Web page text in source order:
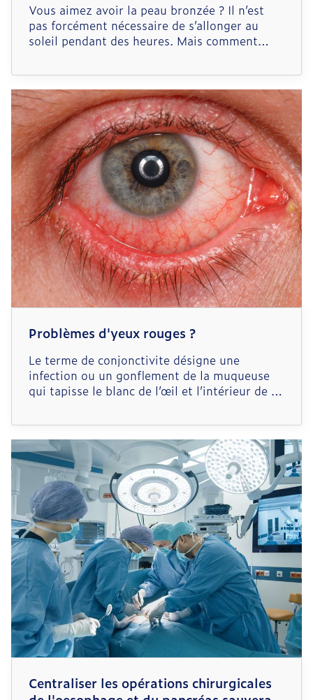
Vous aimez avoir la peau bronzée ? Il n’est
pas forcément nécessaire de s’allonger au
soleil pendant des heures. Mais comment
comme hiver ? Découvrez quels sont les bons
gestes et les gestes à éviter !
Problèmes d'yeux rouges ?
Le terme de conjonctivite désigne une
infection ou un gonflement de la muqueuse
qui tapisse le blanc de l’œil et l’intérieur de la
sanguins qui l’irriguent vont gonfler et
s’enflammer, conférant à l’œil une couleur
rouge qui trahit souvent une conjonctivite.
Centraliser les opérations chirurgicales